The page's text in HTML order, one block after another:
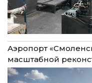
Аэропорт
масштабной